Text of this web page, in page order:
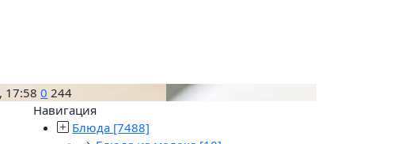
17:58 0 244
Навигация
Блюда [7488]